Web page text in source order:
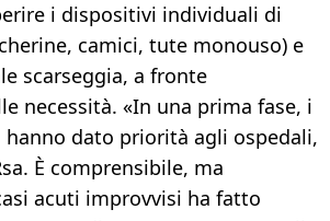
i dispositivi individuali di
camici, tute monouso) e
scarseggia, a fronte
necessità. «In una prima fase, i
dato priorità agli ospedali,
È comprensibile, ma
acuti improvvisi ha fatto